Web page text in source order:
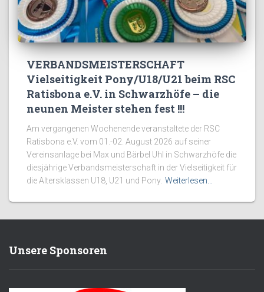
VERBANDSMEISTERSCHAFT
Vielseitigkeit Pony/U18/U21 beim RSC
Ratisbona e.V. in Schwarzhöfe – die
neunen Meister stehen fest !!!
Am vergangenen Wochenende veranstaltete der RSC
Ratisbona e.V. vom 01.-02. August 2026 auf seiner
Vereinsanlage bei Max und Bärbel Uhl in Schwarzhöfe die
diesjährige Verbandsmeisterschaft in der Vielseitigkeit für
die Altersklassen U18, U21 und Pony. Weiterlesen…
Unsere Sponsoren